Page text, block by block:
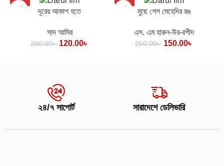
দূরের আকাশ হতে
সাদ আমির
200.00৳ 120.00৳
মুছে গেল মেহেদির রঙ
এস. এম হারুন-উর-রশীদ
250.00৳ 150.00৳
২৪/৭ সাপোর্ট সারাদেশে ডেলিভারি